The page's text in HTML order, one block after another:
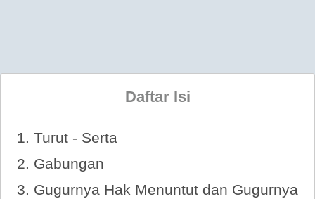
Daftar Isi
Turut - Serta
Gabungan
Gugurnya Hak Menuntut dan Gugurnya